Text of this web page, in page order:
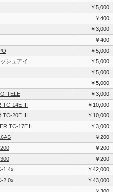
￥5,000
￥400
￥3,000
￥400
￥5,000
シュアイ ￥5,000
￥5,000
￥5,000
TELE ￥3,000
TC-14E III ￥10,000
TC-20E III ￥10,000
TC-17E II ￥3,000
￥200
￥200
￥200
1.4x ￥42,000
2.0x ￥43,000